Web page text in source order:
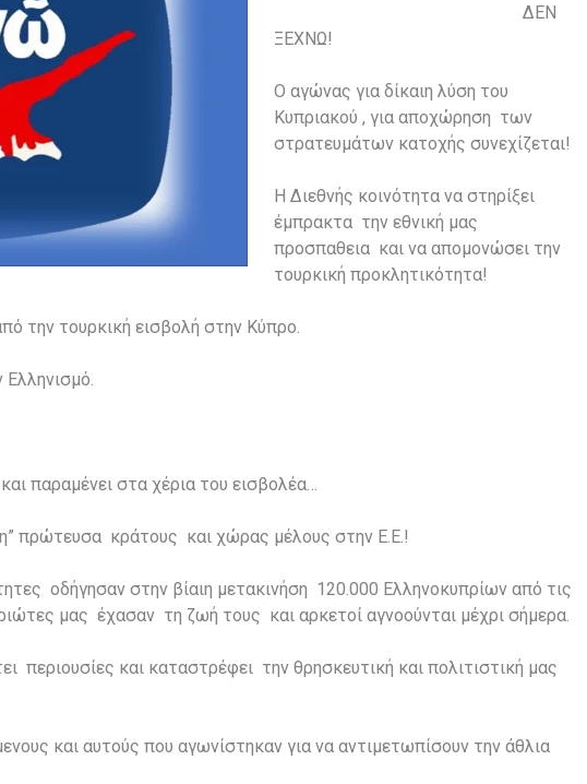
ΔΕΝ
ΞΕΧΝΩ!
Ο αγώνας για δίκαιη λύση του
Κυπριακού , για αποχώρηση των
στρατευμάτων κατοχής συνεχίζεται!
Η Διεθνής κοινότητα να στηρίξει
έμπρακτα την εθνική μας
προσπαθεια και να απομονώσει την
τουρκική προκλητικότητα!
την τουρκική εισβολή στην Κύπρο.
Ελληνισμό.
παραμένει στα χέρια του εισβολέα…
πρώτευσα κράτους και χώρας μέλους στην Ε.Ε.!
οδήγησαν στην βίαιη μετακινήση 120.000 Ελληνοκυπρίων από τις
μας έχασαν τη ζωή τους και αρκετοί αγνοούνται μέχρι σήμερα.
περιουσίες και καταστρέφει την θρησκευτική και πολιτιστική μας
και αυτούς που αγωνίστηκαν για να αντιμετωπίσουν την άθλια